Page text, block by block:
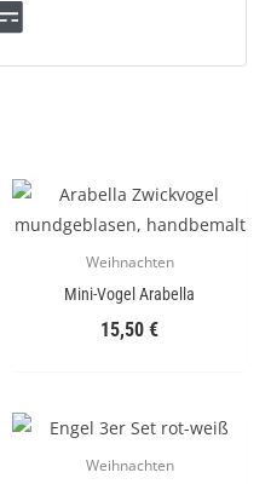
Weihnachten
Mini-Vogel Arabella
15,50 €
Weihnachten